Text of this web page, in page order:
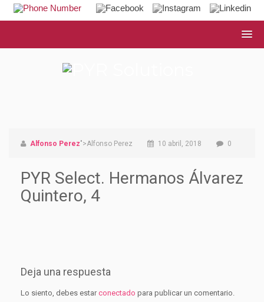
Alfonso Perez">Alfonso Perez 10 abril, 2018 0
PYR Select. Hermanos Álvarez
Quintero, 4
Deja una respuesta
Lo siento, debes estarconectado para publicar un comentario.